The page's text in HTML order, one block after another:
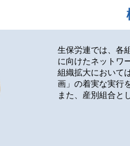
生保労連では、各
に向けたネットワ
組織拡大において
画」の着実な実行
また、産別組合と